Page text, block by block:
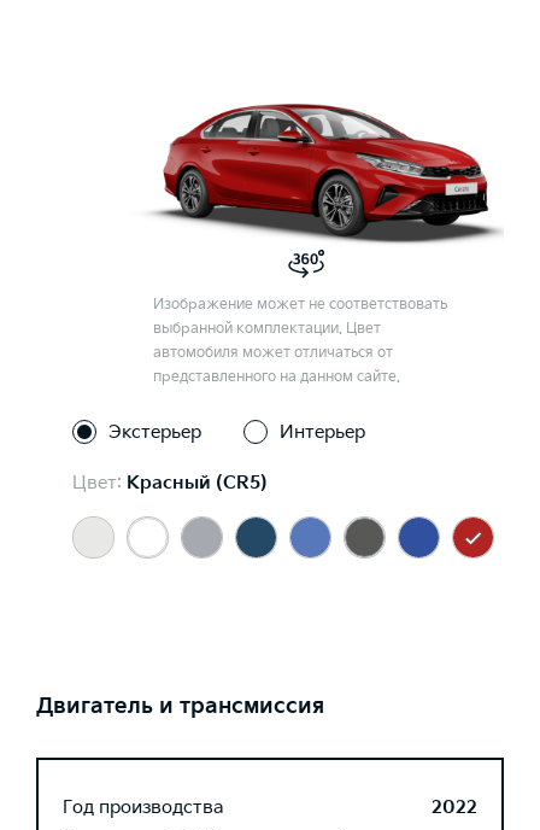
Изображение может не соответствовать
выбранной комплектации. Цвет
автомобиля может отличаться от
представленного на данном сайте.
Экстерьер Интерьер
Цвет: Красный (CR5)
Двигатель и трансмиссия
Год производства
2022